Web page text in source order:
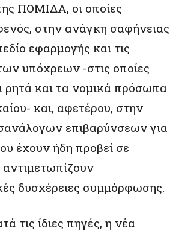
ΠΟΜΙΔΑ, οι οποίες
στην ανάγκη σαφήνειας
εφαρμογής και τις
υπόχρεων -στις οποίες
ρητά και τα νομικά πρόσωπα
και, αφετέρου, στην
επιβαρύνσεων για
έχουν ήδη προβεί σε
δυσχέρειες συμμόρφωσης.
τις ίδιες πηγές, η νέα